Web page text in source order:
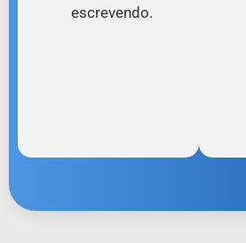
escrevendo.